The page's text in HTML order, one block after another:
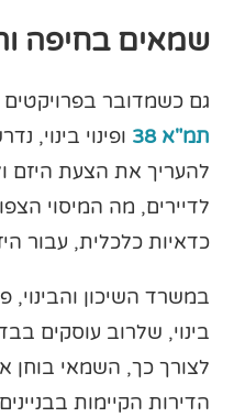
שמאים בחיפה
גם כשמדובר
תמ"א 38
ופינוי בינוי,
להעריך את הצעת
לדיירים, מה המיסוי
כדאיות כלכלית, עבור
במשרד השיכון והבינוי,
בינוי, שלרוב עוסקים
לצורך כך, השמאי בוחן
הדירות הקיימות